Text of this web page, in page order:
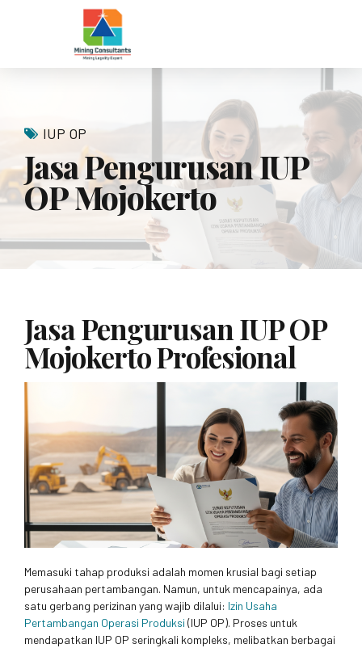
IUP OP
Jasa Pengurusan IUP
OP Mojokerto
Jasa Pengurusan IUP OP
Mojokerto Profesional
Memasuki tahap produksi adalah momen krusial bagi setiap
perusahaan pertambangan. Namun, untuk mencapainya, ada
satu gerbang perizinan yang wajib dilalui: Izin Usaha
Pertambangan Operasi Produksi (IUP OP). Proses untuk
mendapatkan IUP OP seringkali kompleks, melibatkan berbagai